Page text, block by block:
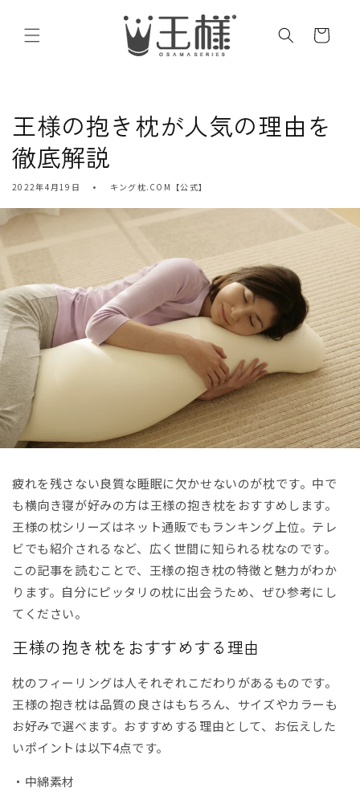
進む
ー
王様の抱き枕が人気の理由を
徹底解説
2022年4月19日 キング枕.COM【公式】
疲れを残さない良質な睡眠に欠かせないのが枕です。中で
も横向き寝が好みの方は王様の抱き枕をおすすめします。
王様の枕シリーズはネット通販でもランキング上位。テレ
ビでも紹介されるなど、広く世間に知られる枕なのです。
この記事を読むことで、王様の抱き枕の特徴と魅力がわか
ります。自分にピッタリの枕に出会うため、ぜひ参考にし
てください。
王様の抱き枕をおすすめする理由
枕のフィーリングは人それぞれこだわりがあるものです。
王様の抱き枕は品質の良さはもちろん、サイズやカラーも
お好みで選べます。おすすめする理由として、お伝えした
いポイントは以下4点です。
・中綿素材